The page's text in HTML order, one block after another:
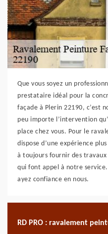
Que vous soyez un
prestataire idéal pour la
façade à Plerin 22190, c’est
peu importe l’intervention
place chez vous. Pour le
dispose d’une expérience
à toujours fournir des
qui font appel à notre
ayez confiance en nous.
RD PRO : ravalement